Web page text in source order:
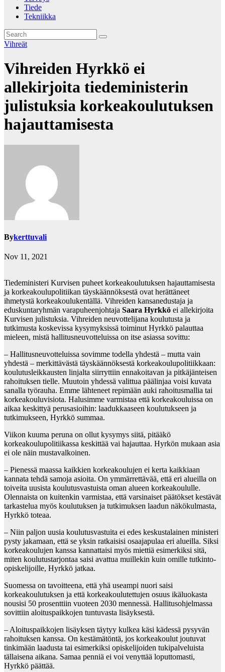
Tiede
Tekniikka
Vihreät
Vihreiden Hyrkkö ei
allekirjoita tiedeministerin
julistuksia korkeakoulutuksen
hajauttamisesta
Bykerttuvali
Nov 11, 2021
Tiedeministeri Kurvisen puheet korkeakoulutuksen hajauttamisesta
ja korkeakoulupolitiikan täyskäännöksestä ovat herättäneet
ihmetystä korkeakoulukentällä. Vihreiden kansanedustaja ja
eduskuntaryhmän varapuheenjohtaja Saara Hyrkkö ei allekirjoita
Kurvisen julistuksia. Vihreiden neuvottelijana koulutusta ja
tutkimusta koskevissa kysymyksissä toiminut Hyrkkö palauttaa
mieleen, mistä hallitusneuvotteluissa on itse asiassa sovittu:
– Hallitusneuvotteluissa sovimme todella yhdestä – mutta vain
yhdestä – merkittävästä täyskäännöksestä korkeakoulupolitiikkaan:
koulutusleikkausten linjalta siirryttiin ennakoitavan ja pitkäjänteisen
rahoituksen tielle. Muutoin yhdessä valittua päälinjaa voisi kuvata
sanalla työrauha. Emme lähteneet repimään auki rahoitusmallia tai
korkeakouluvisiota. Halusimme varmistaa että korkeakouluissa on
aikaa keskittyä perusasioihin: laadukkaaseen koulutukseen ja
tutkimukseen, Hyrkkö summaa.
Viikon kuuma peruna on ollut kysymys siitä, pitääkö
korkeakoulupolitiikassa keskittää vai hajauttaa. Hyrkön mukaan asia
ei ole näin mustavalkoinen.
– Pienessä maassa kaikkien korkeakoulujen ei kerta kaikkiaan
kannata tehdä samoja asioita. On ymmärrettävää, että eri alueilla on
toiveita uusista koulutusvastuista oman alueen korkeakoululle.
Olennaista on kuitenkin varmistaa, että varsinaiset päätökset kestävät
tarkastelua myös koulutuksen ja tutkimuksen laadun näkökulmasta,
Hyrkkö toteaa.
– Niin paljon uusia koulutusvastuita ei edes keskustalainen ministeri
pysty jakamaan, että se yksin ratkaisisi osaajapulaa eri alueilla. Siksi
korkeakoulujen kanssa kannattaisi myös miettiä esimerkiksi sitä,
miten koulutustarjontaa saisi avattua muillekin kuin omille tutkinto-
opiskelijoille, Hyrkkö jatkaa.
Suomessa on tavoitteena, että yhä useampi nuori saisi
korkeakoulutuksen ja että korkeakoulutettujen osuus ikäluokasta
nousisi 50 prosenttiin vuoteen 2030 mennessä. Hallitusohjelmassa
sovittiin aloituspaikkojen tuntuvasta lisäyksestä.
– Aloituspaikkojen lisäyksen täytyy kulkea käsi kädessä pysyvän
rahoituksen kanssa. On kestämätöntä, jos korkeakoulut joutuvat
tinkimään laadusta tai esimerkiksi opiskelijoiden tukipalveluista
tällaisena aikana. Samaa penniä ei voi venyttää loputtomasti,
Hyrkkö päättää.